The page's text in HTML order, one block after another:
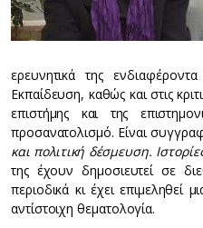
ερευνητικά της
Εκπαίδευση, καθώς και στις
επιστήμης και της
προσανατολισμό. Είναι
και πολιτική δέσμευση.
της έχουν δημοσιευτεί σε
περιοδικά κι έχει επιμεληθεί
αντίστοιχη θεματολογία.